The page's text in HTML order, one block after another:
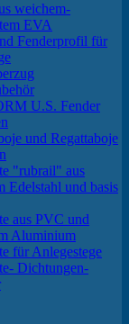
weichem-
EVA
Fenderprofil für
U.S. Fender
und Regattaboje
"rubrail" aus
Edelstahl und basis
aus PVC und
Aluminium
für Anlegestege
Dichtungen-